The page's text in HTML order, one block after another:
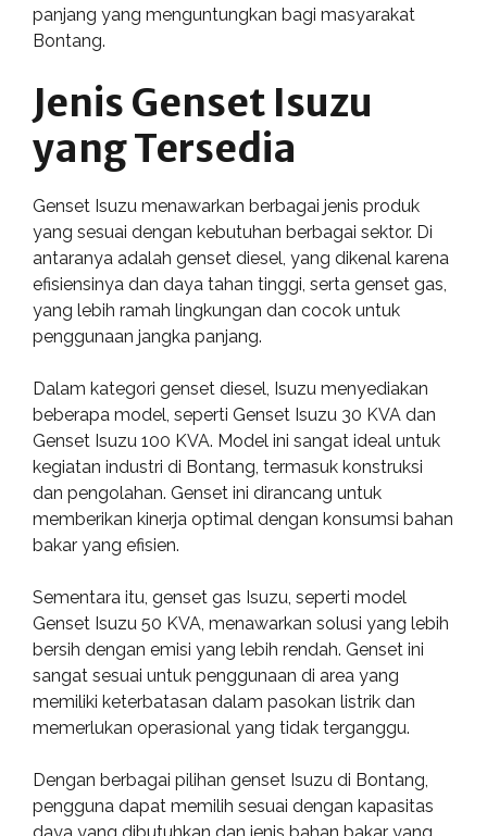
panjang yang menguntungkan bagi masyarakat
Bontang.
Jenis Genset Isuzu
yang Tersedia
Genset Isuzu menawarkan berbagai jenis produk
yang sesuai dengan kebutuhan berbagai sektor. Di
antaranya adalah genset diesel, yang dikenal karena
efisiensinya dan daya tahan tinggi, serta genset gas,
yang lebih ramah lingkungan dan cocok untuk
penggunaan jangka panjang.
Dalam kategori genset diesel, Isuzu menyediakan
beberapa model, seperti Genset Isuzu 30 KVA dan
Genset Isuzu 100 KVA. Model ini sangat ideal untuk
kegiatan industri di Bontang, termasuk konstruksi
dan pengolahan. Genset ini dirancang untuk
memberikan kinerja optimal dengan konsumsi bahan
bakar yang efisien.
Sementara itu, genset gas Isuzu, seperti model
Genset Isuzu 50 KVA, menawarkan solusi yang lebih
bersih dengan emisi yang lebih rendah. Genset ini
sangat sesuai untuk penggunaan di area yang
memiliki keterbatasan dalam pasokan listrik dan
memerlukan operasional yang tidak terganggu.
Dengan berbagai pilihan genset Isuzu di Bontang,
pengguna dapat memilih sesuai dengan kapasitas